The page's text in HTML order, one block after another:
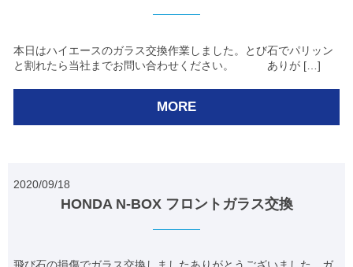
本日はハイエースのガラス交換作業しました。とび石でパリッン
と割れたら当社までお問い合わせください。 ありが […]
MORE
2020/09/18
HONDA N-BOX フロントガラス交換